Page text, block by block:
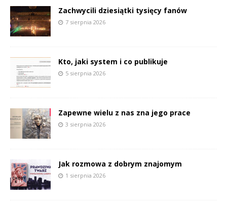
Zachwycili dziesiątki tysięcy fanów
7 sierpnia 2026
Kto, jaki system i co publikuje
5 sierpnia 2026
Zapewne wielu z nas zna jego prace
3 sierpnia 2026
Jak rozmowa z dobrym znajomym
1 sierpnia 2026